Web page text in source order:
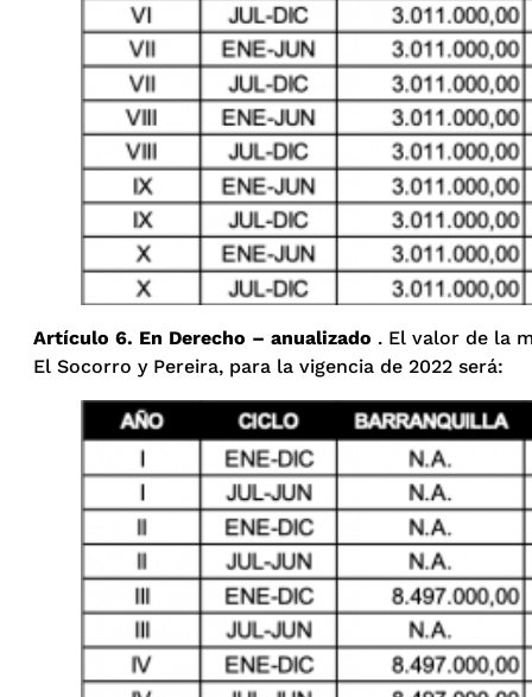
Artículo 6. En Derecho – anualizado . El valor de la
El Socorro y Pereira, para la vigencia de 2022 será: